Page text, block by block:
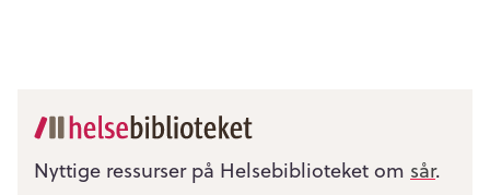
Nyttige ressurser på Helsebiblioteket om sår.